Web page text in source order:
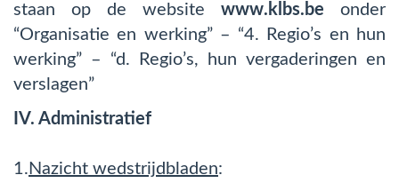
staan op de website www.klbs.be onder
“Organisatie en werking” – “4. Regio’s en hun
werking” – “d. Regio’s, hun vergaderingen en
verslagen”
IV. Administratief
1. Nazicht wedstrijdbladen: